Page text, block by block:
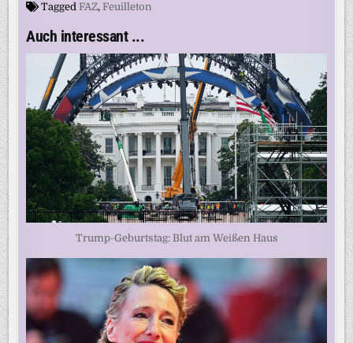
TaggedFAZ,Feuilleton
Auch interessant ...
Trump-Geburtstag: Blut am Weißen Haus